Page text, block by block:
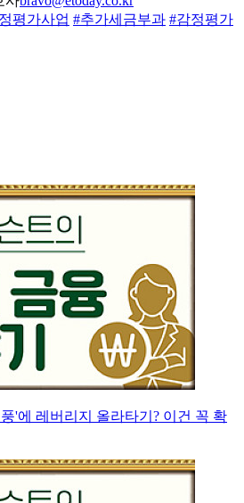
평가사업 #추가세금부과 #감정평가
'에 레버리지 올라타기? 이건 꼭 확